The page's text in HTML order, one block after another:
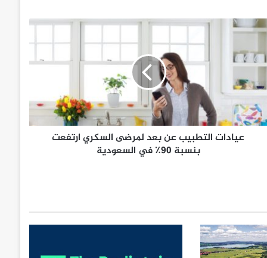
ع
ي
د
ت
ت
عيادات التطبيب عن بعد لمرضى السكري ارتفعت
بنسبة 90٪ في السعودية